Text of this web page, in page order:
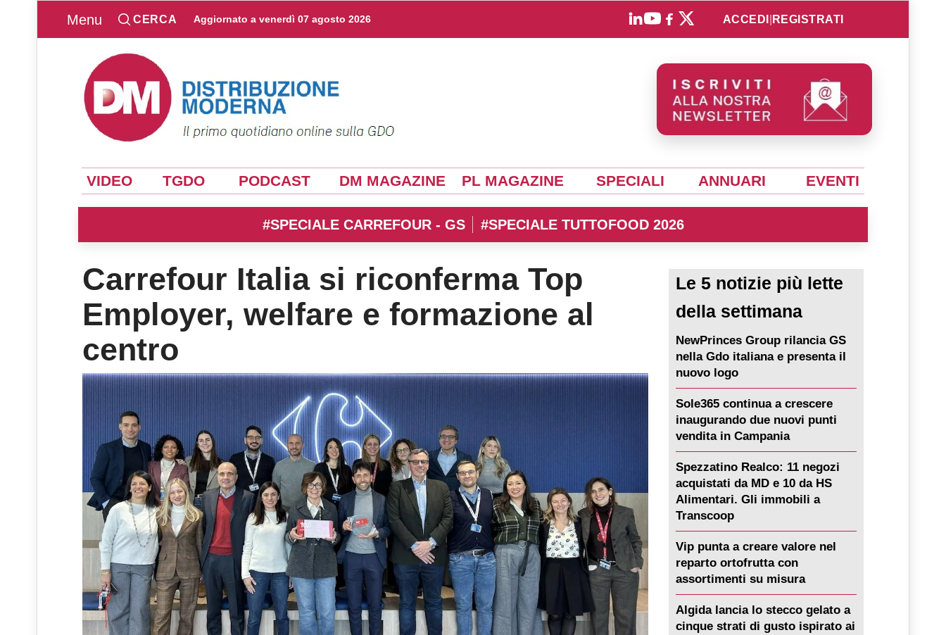
Menu CERCA Aggiornato a venerdì 07 agosto 2026 ACCEDI REGISTRATI
VIDEO TGDO PODCAST DM MAGAZINE PL MAGAZINE SPECIALI ANNUARI EVENTI
#SPECIALE CARREFOUR - GS #SPECIALE TUTTOFOOD 2026
Carrefour Italia si riconferma Top
Employer, welfare e formazione al
centro
Le 5 notizie più lette
della settimana
NewPrinces Group rilancia GS
nella Gdo italiana e presenta il
nuovo logo
Sole365 continua a crescere
inaugurando due nuovi punti
vendita in Campania
Spezzatino Realco: 11 negozi
acquistati da MD e 10 da HS
Alimentari. Gli immobili a
Transcoop
Vip punta a creare valore nel
reparto ortofrutta con
assortimenti su misura
Algida lancia lo stecco gelato a
cinque strati di gusto ispirato ai